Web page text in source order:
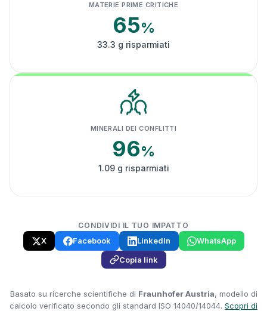
MATERIE PRIME CRITICHE
65%
33.3 g risparmiati
MINERALI DEI CONFLITTI
96%
1.09 g risparmiati
CONDIVIDI IL TUO IMPATTO
X Facebook LinkedIn
WhatsApp
Copia link
Basato su ricerche scientifiche di Fraunhofer Austria, modello di
calcolo verificato secondo gli standard ISO 14040/14044. Scopri di